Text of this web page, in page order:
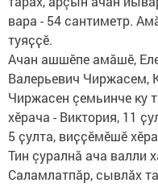
вара - 54 сантиметр.
туяҫҫӗ.
Ачан ашшĕпе амăшĕ,
Валерьевич Чиржасем,
Чиржасен çемьинче ку
хӗрача - Виктория, 11
5 ҫулта, виҫҫӗмӗшĕ
Тин çуралнă ача валли
Саламлатпӑр, сывлӑх